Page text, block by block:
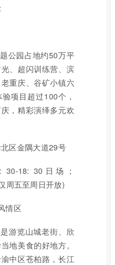
公园占地约50万平
、超闪训练营、滨
重庆、谷矿小镇六
项目超过100个，
，精彩演绎多元欢
区金隅大道29号
18: 30日场；
周五至周日开放)
情区
游览山城老街、欣
地美食的好地方。
中区苍柏路，长江